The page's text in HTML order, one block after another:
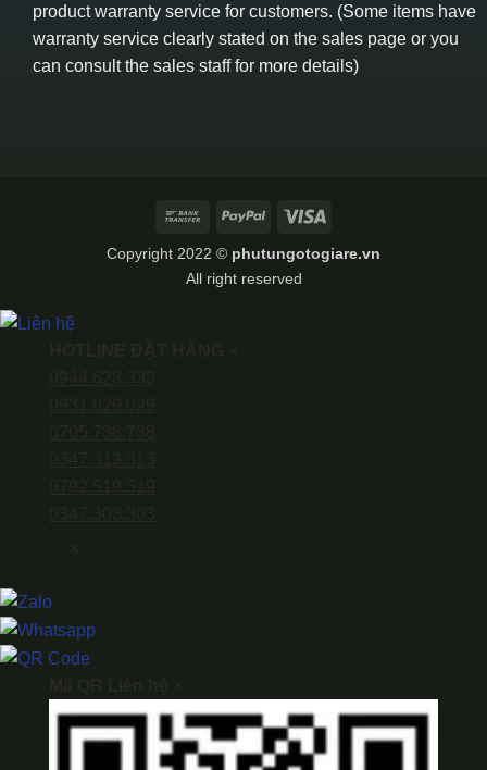
product warranty service for customers. (Some items have
warranty service clearly stated on the sales page or you
can consult the sales staff for more details)
Bank
PayPal
Copyright 2022 © phutungotogiare.vn
All right reserved